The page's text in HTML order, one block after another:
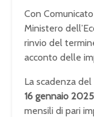
Con
Ministero
rinvio del
acconto delle
La scadenza
16 gennaio 2025
mensili di pari